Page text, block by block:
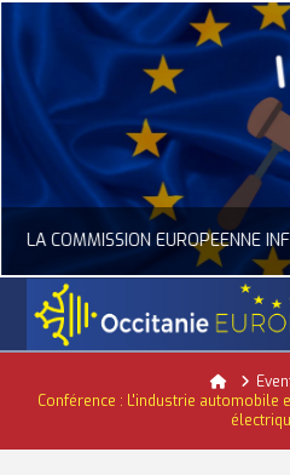
ACTUALITÉ DE L'UNION EUROPÉENNE, ACTUALITÉ DE LA
Home
Conférence : L'industrie